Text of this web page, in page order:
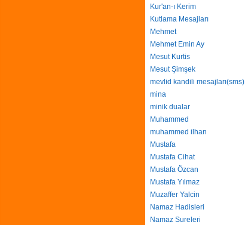
Kur'an-ı Kerim
Kutlama Mesajları
Mehmet
Mehmet Emin Ay
Mesut Kurtis
Mesut Şimşek
mevlid kandili mesajları(sms)
mina
minik dualar
Muhammed
muhammed ilhan
Mustafa
Mustafa Cihat
Mustafa Özcan
Mustafa Yılmaz
Muzaffer Yalcin
Namaz Hadisleri
Namaz Sureleri